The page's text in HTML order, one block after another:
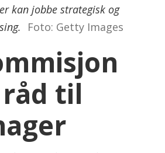
kan jobbe strategisk og
Foto: Getty Images
til